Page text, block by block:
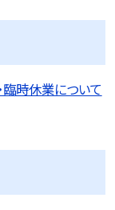
時休業について